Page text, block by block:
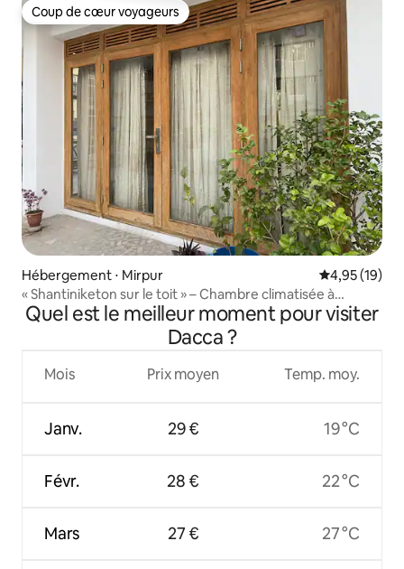
Coup de cœur voyageurs
Coup de cœur voyageurs
Hébergement ⋅ Mirpur Évaluation
4,95 (19)
« Shantiniketon sur le toit » – Chambre climatisée à
Kalyanpur
Quel est le meilleur moment pour visiter
Dacca ?
Mois
Janv.
Févr.
Mars
Prix moyen
29 €
28 €
27 €
Temp. moy.
19 °C
22 °C
27 °C